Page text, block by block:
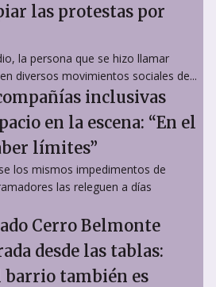
las protestas por
la persona que se hizo llamar
diversos movimientos sociales de...
inclusivas
en la escena: “En el
límites”
los mismos impedimentos de
las releguen a días
Cerro Belmonte
desde las tablas:
barrio también es